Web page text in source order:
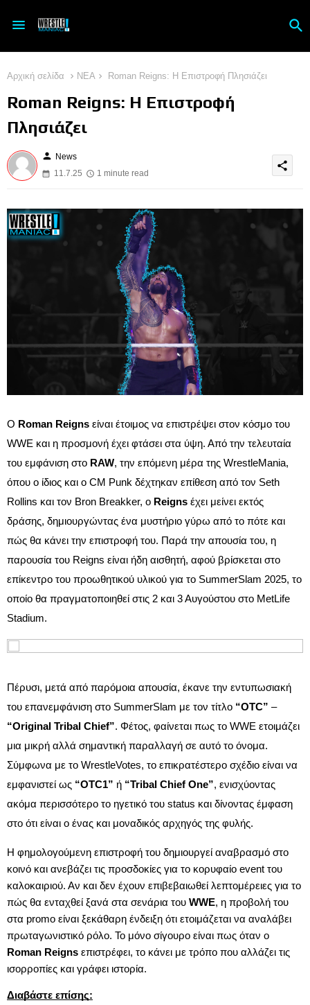
Αρχική σελίδα ΝΕΑ Roman Reigns: Η Επιστροφή Πλησιάζει
Roman Reigns: Η Επιστροφή
Πλησιάζει
person News
11.7.25
1 minute read
share
Ο Roman Reigns είναι έτοιμος να επιστρέψει στον κόσμο του
WWE και η προσμονή έχει φτάσει στα ύψη. Από την τελευταία
του εμφάνιση στο RAW, την επόμενη μέρα της WrestleMania,
όπου ο ίδιος και ο CM Punk δέχτηκαν επίθεση από τον Seth
Rollins και τον Bron Breakker, ο Reigns έχει μείνει εκτός
δράσης, δημιουργώντας ένα μυστήριο γύρω από το πότε και
πώς θα κάνει την επιστροφή του. Παρά την απουσία του, η
παρουσία του Reigns είναι ήδη αισθητή, αφού βρίσκεται στο
επίκεντρο του προωθητικού υλικού για το SummerSlam 2025, το
οποίο θα πραγματοποιηθεί στις 2 και 3 Αυγούστου στο MetLife
Stadium.
Πέρυσι, μετά από παρόμοια απουσία, έκανε την εντυπωσιακή
του επανεμφάνιση στο SummerSlam με τον τίτλο “OTC” –
“Original Tribal Chief”. Φέτος, φαίνεται πως το WWE ετοιμάζει
μια μικρή αλλά σημαντική παραλλαγή σε αυτό το όνομα.
Σύμφωνα με το WrestleVotes, το επικρατέστερο σχέδιο είναι να
εμφανιστεί ως “OTC1” ή “Tribal Chief One”, ενισχύοντας
ακόμα περισσότερο το ηγετικό του status και δίνοντας έμφαση
στο ότι είναι ο ένας και μοναδικός αρχηγός της φυλής.
Η φημολογούμενη επιστροφή του δημιουργεί αναβρασμό στο
κοινό και ανεβάζει τις προσδοκίες για το κορυφαίο event του
καλοκαιριού. Αν και δεν έχουν επιβεβαιωθεί λεπτομέρειες για το
πώς θα ενταχθεί ξανά στα σενάρια του WWE, η προβολή του
στα promo είναι ξεκάθαρη ένδειξη ότι ετοιμάζεται να αναλάβει
πρωταγωνιστικό ρόλο. Το μόνο σίγουρο είναι πως όταν ο
Roman Reigns επιστρέφει, το κάνει με τρόπο που αλλάζει τις
ισορροπίες και γράφει ιστορία.
Διαβάστε επίσης: